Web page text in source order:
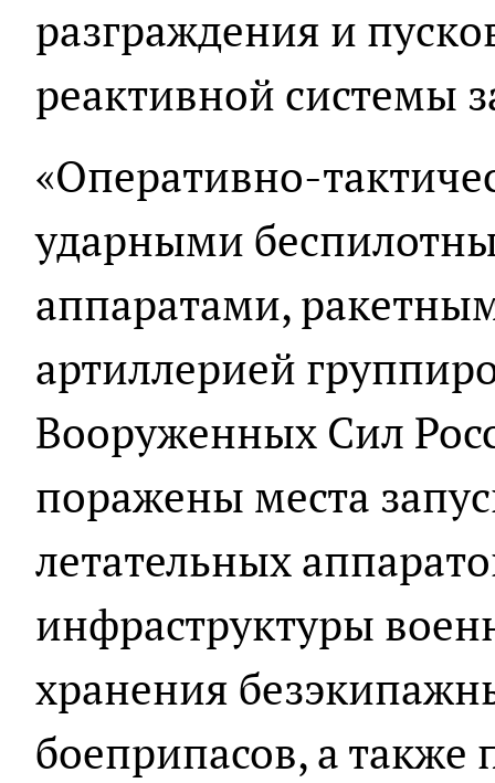
разграждения и
реактивной системы
«Оперативно-
ударными
аппаратами,
артиллерией
Вооруженных Сил
поражены места
летательных
инфраструктуры
хранения
боеприпасов, а